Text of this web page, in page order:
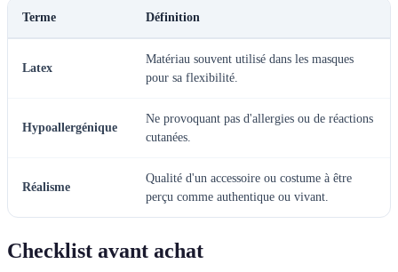
Terme Définition
Latex
Matériau souvent utilisé dans les masques
pour sa flexibilité.
Hypoallergénique
Ne provoquant pas d'allergies ou de réactions
cutanées.
Réalisme
Qualité d'un accessoire ou costume à être
perçu comme authentique ou vivant.
Checklist avant achat